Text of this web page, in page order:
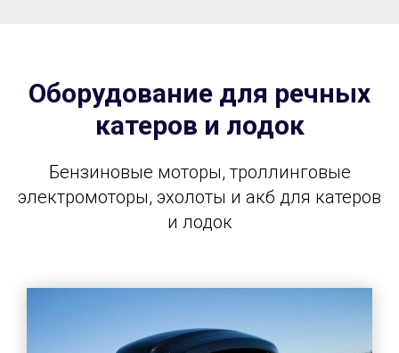
Оборудование для речных
катеров и лодок
Бензиновые моторы, троллинговые
электромоторы, эхолоты и акб для катеров
и лодок